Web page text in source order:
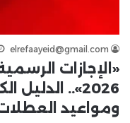
elrefaayeid@gmail.com
«الإجازات
2026»..
ومواعيد